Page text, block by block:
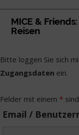
c
o
k
T
e
r
MICE &
Reisen
Bitte loggen Sie sich
Zugangsdaten ein.
Felder mit einem *
Email /